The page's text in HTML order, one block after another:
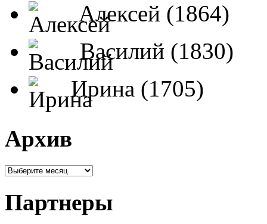
Алексей (1864)
Василий (1830)
Ирина (1705)
Архив
Партнеры